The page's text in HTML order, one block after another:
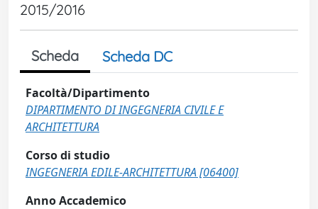
2015/2016
Scheda Scheda DC
Facoltà/Dipartimento
DIPARTIMENTO DI INGEGNERIA CIVILE E
ARCHITETTURA
Corso di studio
INGEGNERIA EDILE-ARCHITETTURA [06400]
Anno Accademico